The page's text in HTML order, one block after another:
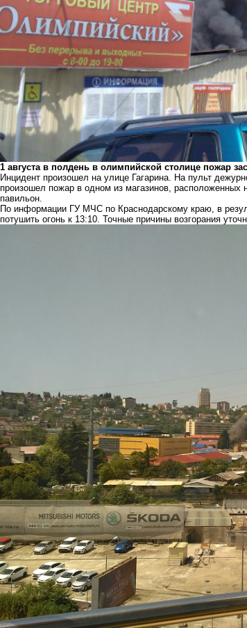
1 августа в полдень в олимпийской столице пожар
Инцидент произошел на улице Гагарина. На пульт
произошел пожар в одном из магазинов,
павильон.
По информации ГУ МЧС по Краснодарскому краю, в
потушить огонь к 13:10. Точные причины возгорания